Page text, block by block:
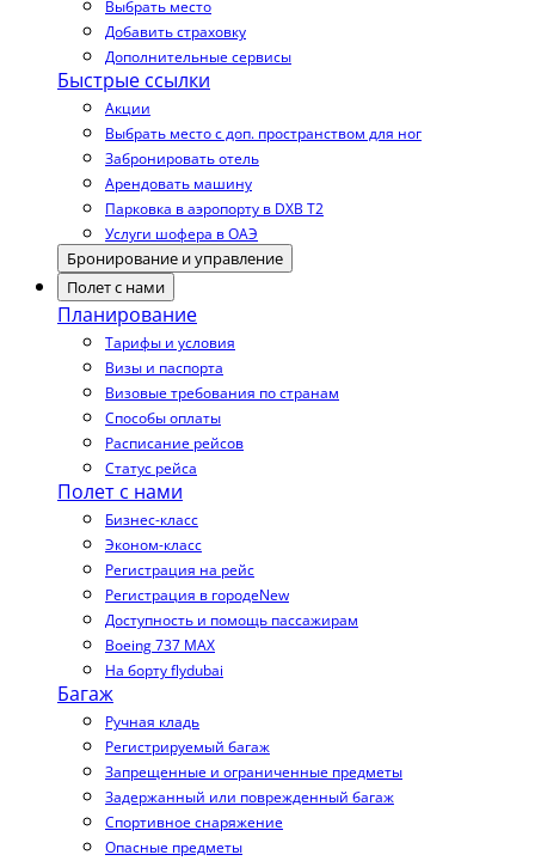
Выбрать место
Добавить страховку
Дополнительные сервисы
Быстрые ссылки
Акции
Выбрать место с доп. пространством для ног
Забронировать отель
Арендовать машину
Парковка в аэропорту в DXB T2
Услуги шофера в ОАЭ
Бронирование и управление
Полет с нами
Планирование
Тарифы и условия
Визы и паспорта
Визовые требования по странам
Способы оплаты
Расписание рейсов
Статус рейса
Полет с нами
Бизнес-класс
Эконом-класс
Регистрация на рейс
Регистрация в городеNew
Доступность и помощь пассажирам
Boeing 737 MAX
На борту flydubai
Багаж
Ручная кладь
Регистрируемый багаж
Запрещенные и ограниченные предметы
Задержанный или поврежденный багаж
Спортивное снаряжение
Опасные предметы